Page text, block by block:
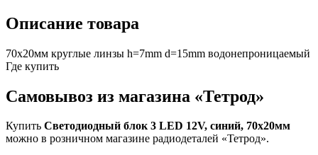
Описание товара
70х20мм круглые линзы h=7mm d=15mm водонепроницаемый
Где купить
Самовывоз из магазина «Тетрод»
Купить Светодиодный блок 3 LED 12V, синий, 70х20мм
можно в розничном магазине радиодеталей «Тетрод».